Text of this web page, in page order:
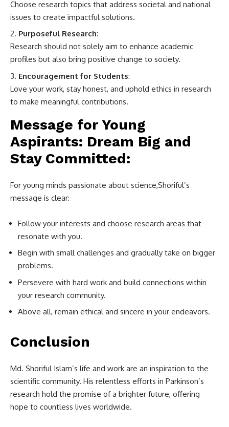
Choose research topics that address societal and national
issues to create impactful solutions.
Purposeful Research:
Research should not solely aim to enhance academic
profiles but also bring positive change to society.
Encouragement for Students:
Love your work, stay honest, and uphold ethics in research
to make meaningful contributions.
Message for Young
Aspirants: Dream Big and
Stay Committed:
For young minds passionate about science,Shoriful’s
message is clear:
Follow your interests and choose research areas that
resonate with you.
Begin with small challenges and gradually take on bigger
problems.
Persevere with hard work and build connections within
your research community.
Above all, remain ethical and sincere in your endeavors.
Conclusion
Md. Shoriful Islam’s life and work are an inspiration to the
scientific community. His relentless efforts in Parkinson’s
research hold the promise of a brighter future, offering
hope to countless lives worldwide.